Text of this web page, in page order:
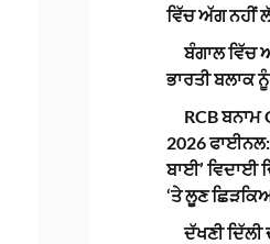
ਵਿੱਚ ਅੱਗ ਨਹੀਂ
ਬੰਗਾਲ ਵਿੱਚ
ਭਾਰਤੀ ਬਲਾਕ
RCB
2026 ਫਾਈਨਲ:
ਬਾਈ’ ਵਿਦਾਈ
‘ਤੇ ਲੂਣ
ਦੱਖਣੀ